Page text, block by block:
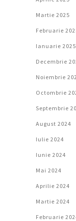
Martie 2025
Februarie
Ianuarie 2025
Decembrie
Noiembrie
Octombrie
Septembrie
August 2024
Iulie 2024
Iunie 2024
Mai 2024
Aprilie 2024
Martie 2024
Februarie